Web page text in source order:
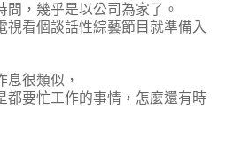
間，幾乎是以公司為家了。
視看個談話性綜藝節目就準備入
息很類似，
都要忙工作的事情，怎麼還有時